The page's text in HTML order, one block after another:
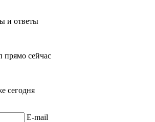
и ответы
прямо сейчас
сегодня
E-mail